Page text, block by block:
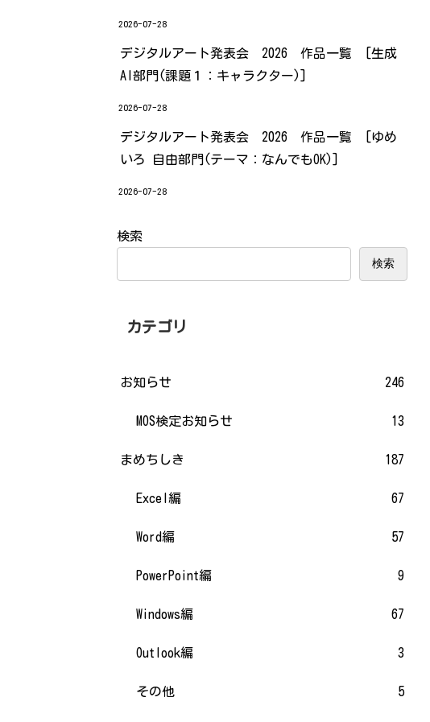
2026-07-28
デジタルアート発表会 2026 作品一覧 [生成
AI部門(課題１：キャラクター)]
2026-07-28
デジタルアート発表会 2026 作品一覧 [ゆめ
いろ 自由部門(テーマ：なんでもOK)]
2026-07-28
検索
検索
カテゴリ
お知らせ 246
MOS検定お知らせ 13
まめちしき 187
Excel編 67
Word編 57
PowerPoint編 9
Windows編 67
Outlook編 3
その他 5